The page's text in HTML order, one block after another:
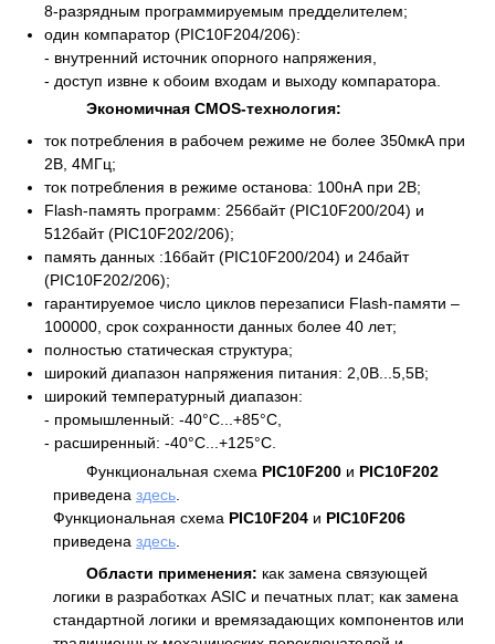
8-разрядным программируемым предделителем;
один компаратор (PIC10F204/206):
- внутренний источник опорного напряжения,
- доступ извне к обоим входам и выходу компаратора.
Экономичная CMOS-технология:
ток потребления в рабочем режиме не более 350мкА при
2В, 4МГц;
ток потребления в режиме останова: 100нА при 2В;
Flash-память программ: 256байт (PIC10F200/204) и
512байт (PIC10F202/206);
память данных :16байт (PIC10F200/204) и 24байт
(PIC10F202/206);
гарантируемое число циклов перезаписи Flash-памяти –
100000, срок сохранности данных более 40 лет;
полностью статическая структура;
широкий диапазон напряжения питания: 2,0В...5,5В;
широкий температурный диапазон:
- промышленный: -40°C...+85°C,
- расширенный: -40°C...+125°C.
Функциональная схема PIC10F200 и PIC10F202
приведена здесь
Функциональная схема PIC10F204 и PIC10F206
приведена здесь
Области применения: как замена связующей
логики в разработках ASIC и печатных плат; как замена
стандартной логики и времязадающих компонентов или